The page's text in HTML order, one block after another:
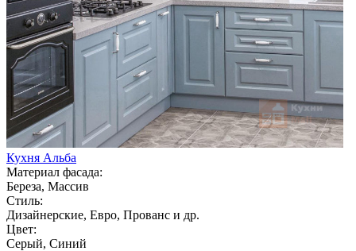
Кухня Альба
Материал фасада:
Береза, Массив
Стиль:
Дизайнерские, Евро, Прованс и др.
Цвет:
Серый, Синий